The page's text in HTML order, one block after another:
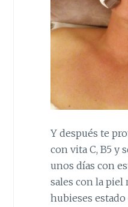
Y después te
con vita C, B5 y
unos días con
sales con la piel
hubieses estado